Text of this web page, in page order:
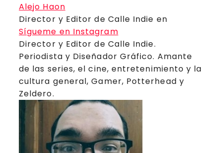
Alejo Haon
Director y Editor de Calle Indie en
Sígueme en Instagram
Director y Editor de Calle Indie.
Periodista y Diseñador Gráfico. Amante
de las series, el cine, entretenimiento y la
cultura general, Gamer, Potterhead y
Zeldero.